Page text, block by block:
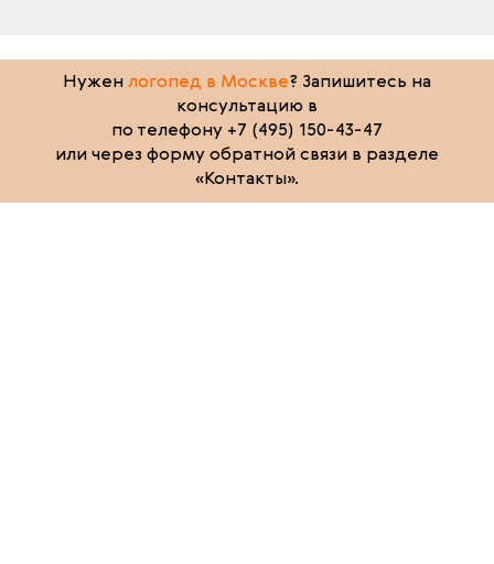
Нужен логопед в Москве? Запишитесь на
консультацию в
по телефону +7 (495) 150-43-47
или через форму обратной связи в разделе
«Контакты».